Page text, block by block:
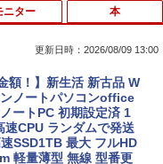
更新日時：2026/08/09 13:00
額！】新生活 新古品 W
ノートパソコンoffice
ートPC 初期設定済 1
速CPU ランダムで発送
SSD1TB 最大 フルHD
軽量薄型 無線 型番更
ニター 本